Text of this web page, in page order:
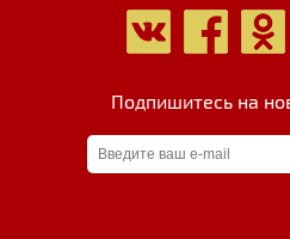
Подпишитесь на